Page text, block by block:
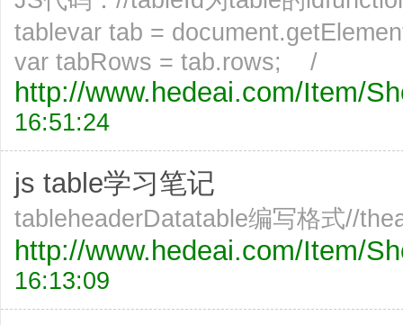
tablevar tab =
var tabRows = tab.rows; /
http://www.hedeai.com/Item/
16:51:24
js table学习笔记
tableheaderDatatable编写格式//
http://www.hedeai.com/Item/
16:13:09